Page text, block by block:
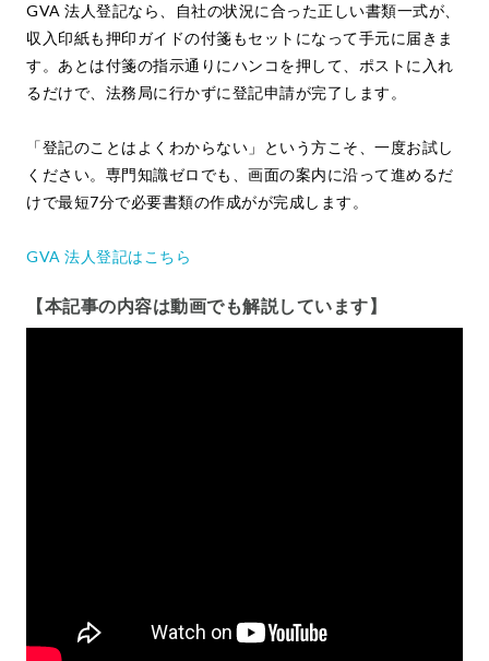
GVA 法人登記なら、自社の状況に合った正しい書類一式が、
収入印紙も押印ガイドの付箋もセットになって手元に届きま
す。あとは付箋の指示通りにハンコを押して、ポストに入れ
るだけで、法務局に行かずに登記申請が完了します。
「登記のことはよくわからない」という方こそ、一度お試し
ください。専門知識ゼロでも、画面の案内に沿って進めるだ
けで最短7分で必要書類の作成がが完成します。
GVA 法人登記はこちら
【本記事の内容は動画でも解説しています】